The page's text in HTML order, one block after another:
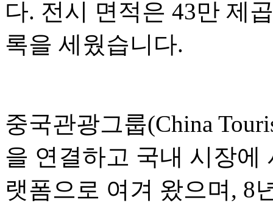
다. 전시 면적은 43만 제
록을 세웠습니다.
중국관광그룹(China
을 연결하고 국내 시장에
랫폼으로 여겨 왔으며, 8